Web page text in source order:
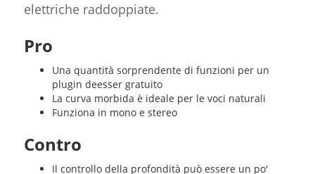
elettriche raddoppiate.
Pro
Una quantità sorprendente di funzioni per un
plugin deesser gratuito
La curva morbida è ideale per le voci naturali
Funziona in mono e stereo
Contro
Il controllo della profondità può essere un po'